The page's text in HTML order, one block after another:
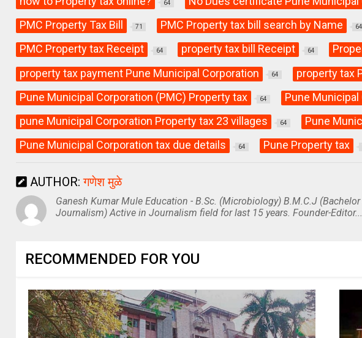
64
PMC Property Tax Bill 71 PMC Property tax bill search by Name 64
PMC Property tax Receipt 64 property tax bill Receipt 64
property tax payment Pune Municipal Corporation 64 property tax
Pune Municipal Corporation (PMC) Property tax 64 Pune
pune Municipal Corporation Property tax 23 villages 64 Pune
Pune Municipal Corporation tax due details 64 Pune Property tax
AUTHOR:गणेश मुळे
Ganesh Kumar Mule Education - B.Sc. (Microbiology) B.M.C.J
Journalism) Active in Journalism field for last 15 years. Founder-Editor...
RECOMMENDED FOR YOU